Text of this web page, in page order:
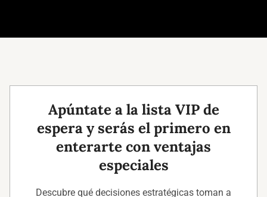
Apúntate a la lista VIP de
espera y serás el primero en
enterarte con ventajas
especiales
Descubre qué decisiones estratégicas toman a